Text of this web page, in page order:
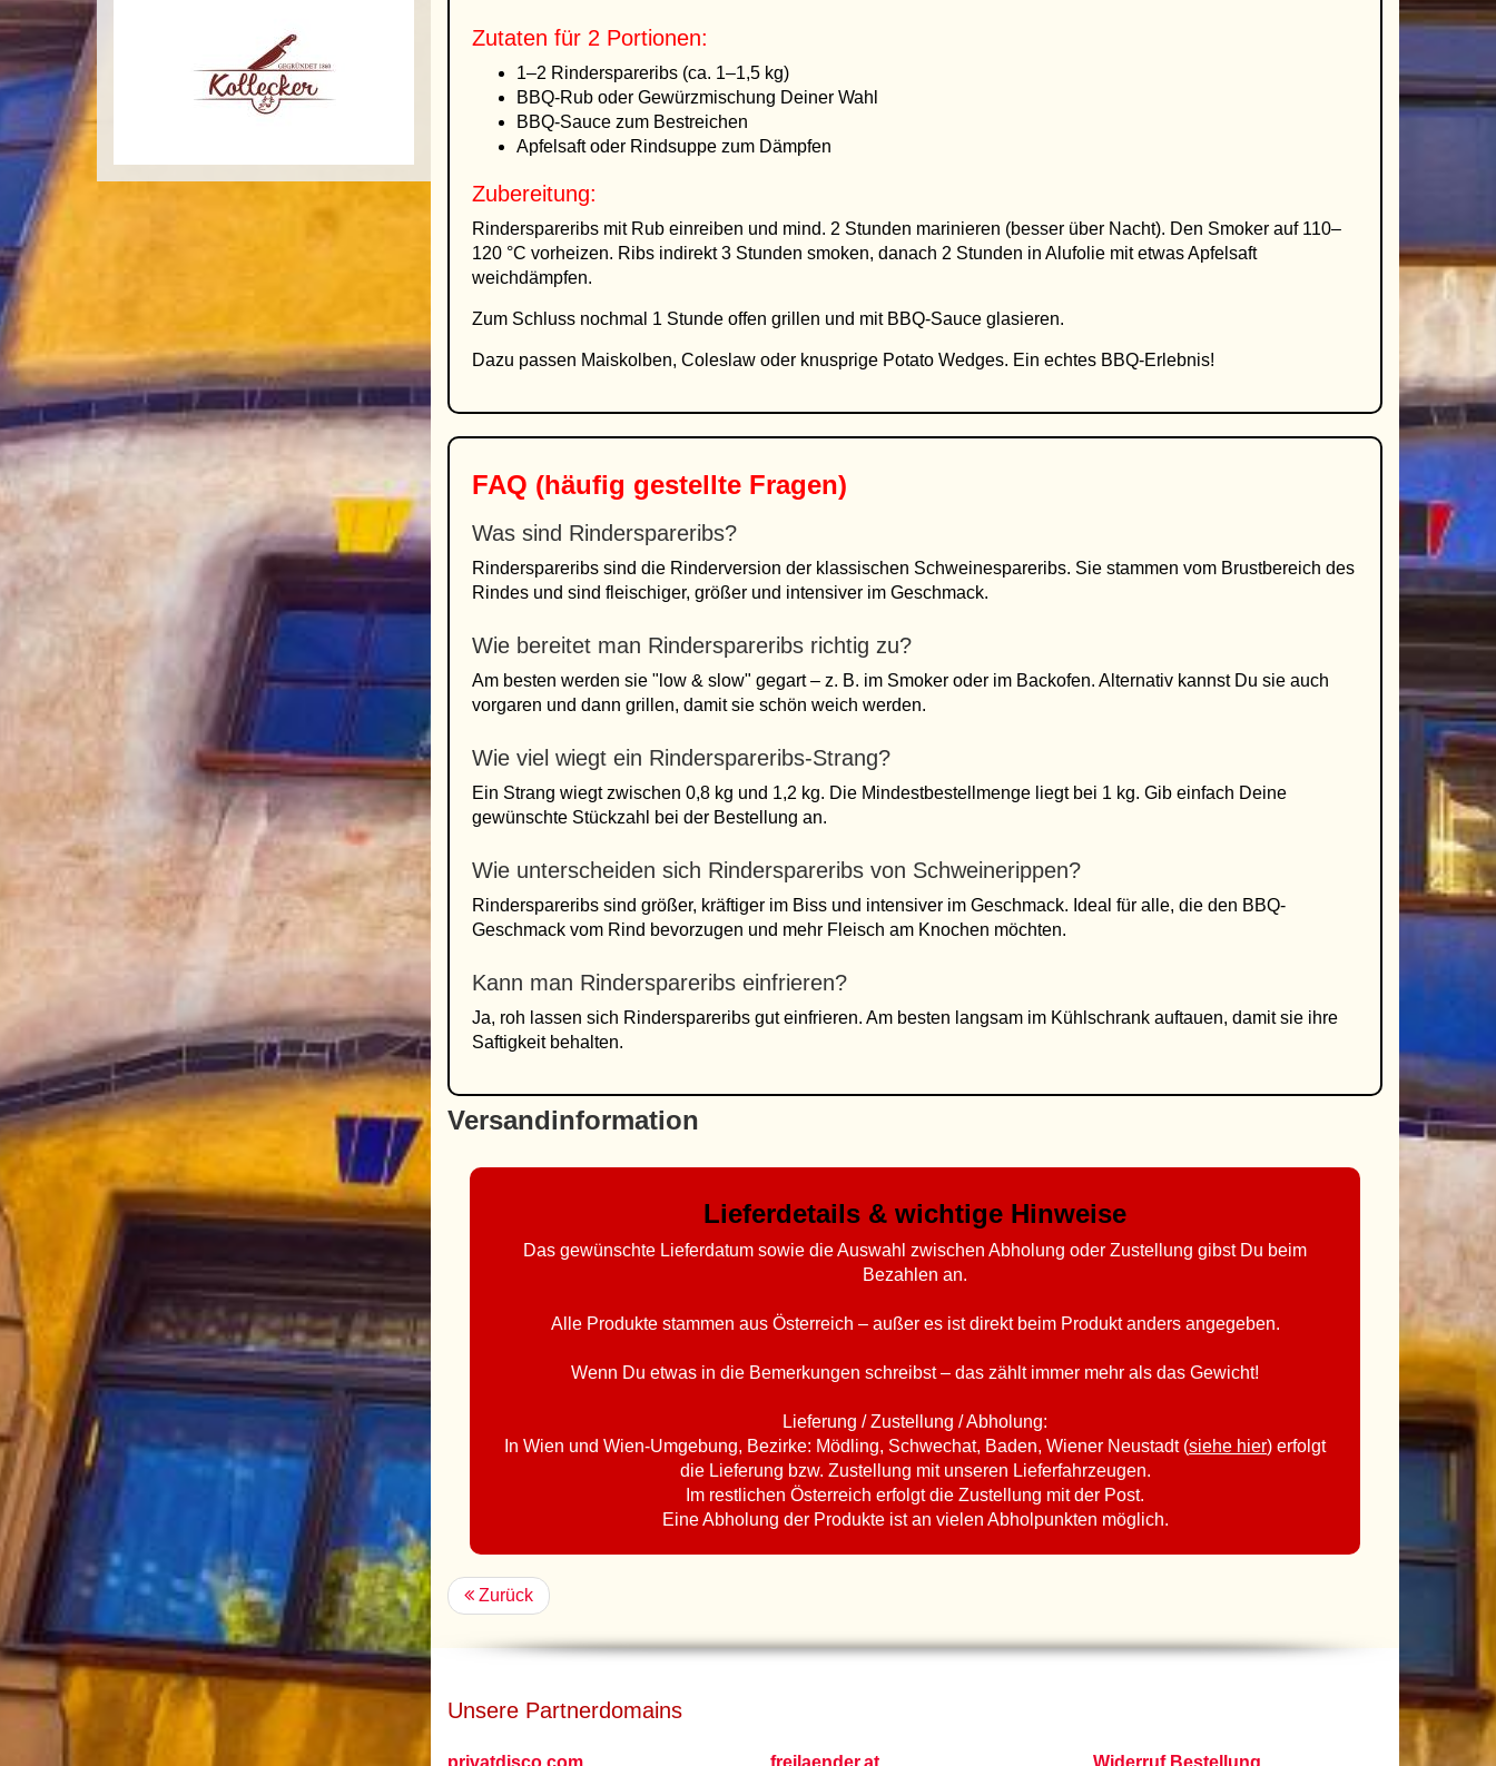
Zutaten für 2 Portionen:
1–2 Rinderspareribs (ca. 1–1,5 kg)
BBQ-Rub oder Gewürzmischung Deiner Wahl
BBQ-Sauce zum Bestreichen
Apfelsaft oder Rindsuppe zum Dämpfen
Zubereitung:
Rinderspareribs mit Rub einreiben und mind. 2 Stunden marinieren (besser über Nacht). Den Smoker auf 110–
120 °C vorheizen. Ribs indirekt 3 Stunden smoken, danach 2 Stunden in Alufolie mit etwas Apfelsaft
weichdämpfen.
Zum Schluss nochmal 1 Stunde offen grillen und mit BBQ-Sauce glasieren.
Dazu passen Maiskolben, Coleslaw oder knusprige Potato Wedges. Ein echtes BBQ-Erlebnis!
FAQ (häufig gestellte Fragen)
Was sind Rinderspareribs?
Rinderspareribs sind die Rinderversion der klassischen Schweinespareribs. Sie stammen vom Brustbereich des
Rindes und sind fleischiger, größer und intensiver im Geschmack.
Wie bereitet man Rinderspareribs richtig zu?
Am besten werden sie "low & slow" gegart – z. B. im Smoker oder im Backofen. Alternativ kannst Du sie auch
vorgaren und dann grillen, damit sie schön weich werden.
Wie viel wiegt ein Rinderspareribs-Strang?
Ein Strang wiegt zwischen 0,8 kg und 1,2 kg. Die Mindestbestellmenge liegt bei 1 kg. Gib einfach Deine
gewünschte Stückzahl bei der Bestellung an.
Wie unterscheiden sich Rinderspareribs von Schweinerippen?
Rinderspareribs sind größer, kräftiger im Biss und intensiver im Geschmack. Ideal für alle, die den BBQ-
Geschmack vom Rind bevorzugen und mehr Fleisch am Knochen möchten.
Kann man Rinderspareribs einfrieren?
Ja, roh lassen sich Rinderspareribs gut einfrieren. Am besten langsam im Kühlschrank auftauen, damit sie ihre
Saftigkeit behalten.
Versandinformation
Lieferdetails & wichtige Hinweise
Das gewünschte Lieferdatum sowie die Auswahl zwischen Abholung oder Zustellung gibst Du beim
Bezahlen an.
Alle Produkte stammen aus Österreich – außer es ist direkt beim Produkt anders angegeben.
Wenn Du etwas in die Bemerkungen schreibst – das zählt immer mehr als das Gewicht!
Lieferung / Zustellung / Abholung:
In Wien und Wien-Umgebung, Bezirke: Mödling, Schwechat, Baden, Wiener Neustadt (siehe hier) erfolgt
die Lieferung bzw. Zustellung mit unseren Lieferfahrzeugen.
Im restlichen Österreich erfolgt die Zustellung mit der Post.
Eine Abholung der Produkte ist an vielen Abholpunkten möglich.
Zurück
Unsere Partnerdomains
privatdisco.com freilaender.at Widerruf Bestellung